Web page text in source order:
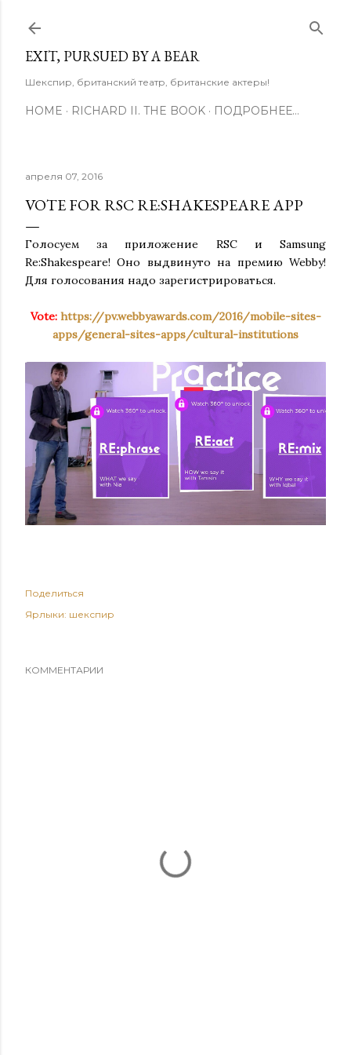
EXIT, PURSUED BY A BEAR
Шекспир, британский театр, британские актеры!
HOME RICHARD II. THE BOOK ПОДРОБНЕЕ…
апреля 07, 2016
VOTE FOR RSC RE:SHAKESPEARE APP
Голосуем за приложение RSC и Samsung
Re:Shakespeare! Оно выдвинуто на премию Webby!
Для голосования надо зарегистрироваться.
Vote: https://pv.webbyawards.com/2016/mobile-sites-
apps/general-sites-apps/cultural-institutions
Поделиться
Ярлыки: шекспир
КОММЕНТАРИИ